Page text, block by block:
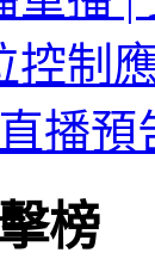
控制
直播
榜